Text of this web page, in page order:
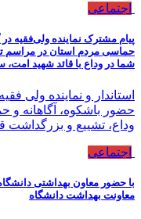
اجتماعی
پیام مشترک نماینده ولی‌فقیه در
حماسی مردم استان در مراسم
شما در وداع با قائد شهید
استاندار و نماینده ولی
حضور باشکوه، آگاهانه و
وداع، تشییع و بزرگداشت
اجتماعی
با حضور معاون بهداشتی
معاونت بهداشت دانشگاه